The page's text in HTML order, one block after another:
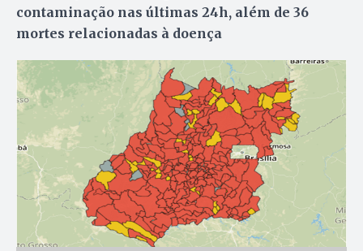
contaminação nas últimas 24h, além de 36
mortes relacionadas à doença